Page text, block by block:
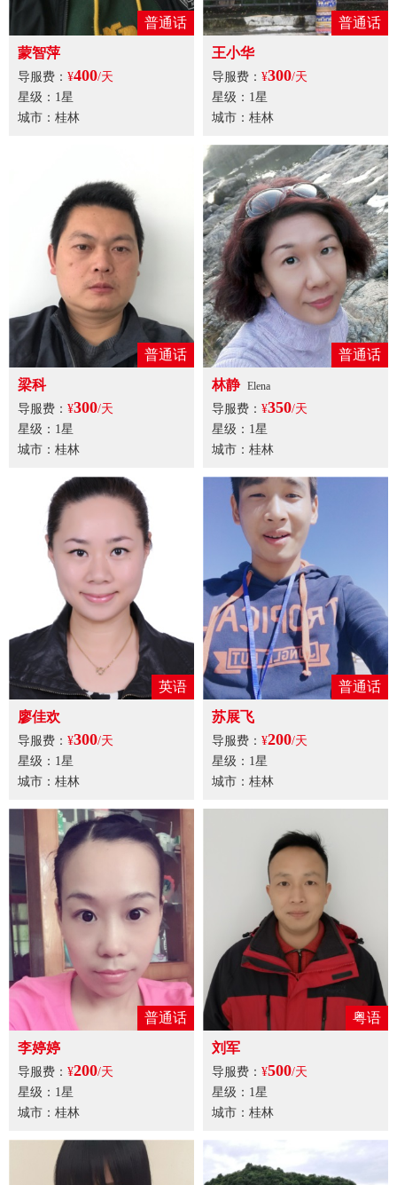
普通话
蒙智萍
导服费： ¥400/天
星级：1星
城市：桂林
普通话
王小华
导服费： ¥300/天
星级：1星
城市：桂林
普通话
梁科
导服费： ¥300/天
星级：1星
城市：桂林
普通话
林静 Elena
导服费： ¥350/天
星级：1星
城市：桂林
英语
廖佳欢
导服费： ¥300/天
星级：1星
城市：桂林
普通话
苏展飞
导服费： ¥200/天
星级：1星
城市：桂林
普通话
李婷婷
导服费： ¥200/天
星级：1星
城市：桂林
粤语
刘军
导服费： ¥500/天
星级：1星
城市：桂林